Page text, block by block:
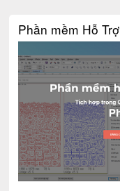
Phần mềm Hỗ Trợ